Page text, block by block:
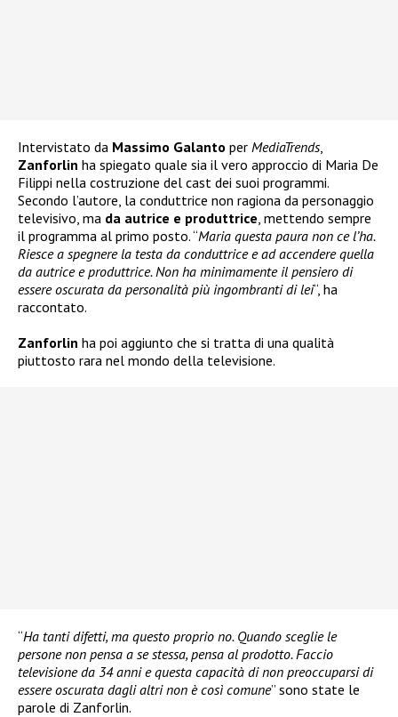
Intervistato da Massimo Galanto per MediaTrends,
Zanforlin ha spiegato quale sia il vero approccio di Maria De
Filippi nella costruzione del cast dei suoi programmi.
Secondo l’autore, la conduttrice non ragiona da personaggio
televisivo, ma da autrice e produttrice , mettendo sempre
il programma al primo posto. “Maria questa paura non ce l’ha.
Riesce a spegnere la testa da conduttrice e ad accendere quella
da autrice e produttrice. Non ha minimamente il pensiero di
essere oscurata da personalità più ingombranti di lei“, ha
raccontato.
Zanforlin ha poi aggiunto che si tratta di una qualità
piuttosto rara nel mondo della televisione.
“Ha tanti difetti, ma questo proprio no. Quando sceglie le
persone non pensa a se stessa, pensa al prodotto. Faccio
televisione da 34 anni e questa capacità di non preoccuparsi di
essere oscurata dagli altri non è così comune” sono state le
parole di Zanforlin.